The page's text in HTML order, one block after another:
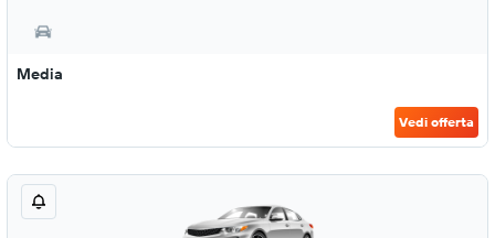
Media
Vedi offerta